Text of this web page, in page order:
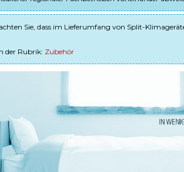
Sie, dass im Lieferumfang von Split-
der Rubrik: Zubehör